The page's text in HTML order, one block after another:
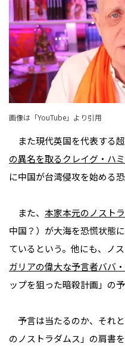
画像は「YouTube」より引用
また現代英国を代表する
の異名を取るクレイグ・ハ
に中国が台湾侵攻を始める
また、 本家本元のノスト
中国？）が大海を恐慌状態
ているという。他にも、ノ
ガリアの偉大な予言者ババ
ップを狙った暗殺計画」の
予言は当たるのか、それ
のノストラダムス」の肩書